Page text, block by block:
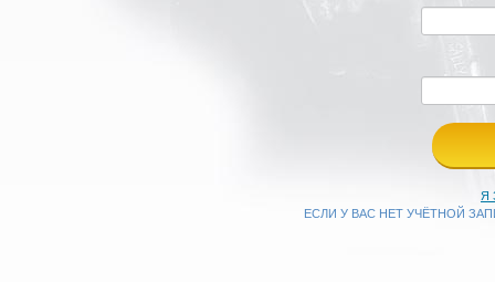
Я
ЕСЛИ У ВАС НЕТ УЧЁТНОЙ